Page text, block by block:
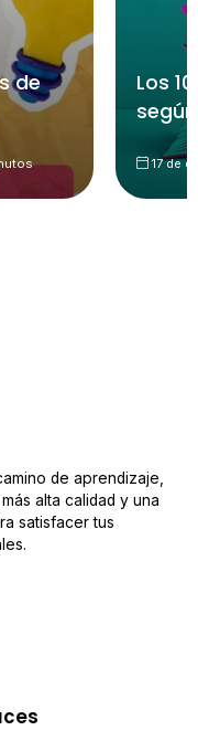
de
Los
17 de
de aprendizaje,
alta calidad y una
satisfacer tus